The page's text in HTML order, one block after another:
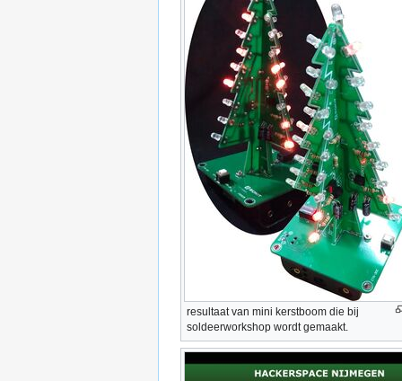
resultaat van mini kerstboom die bij
soldeerworkshop wordt gemaakt.